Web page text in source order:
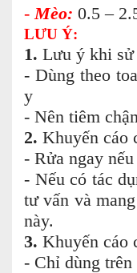
- Mèo: 0.5 –
LƯU Ý:
1. Lưu ý khi sử
- Dùng theo
y
- Nên tiêm
2. Khuyến cáo
- Rửa ngay
- Nếu có tác
tư vấn và
này.
3. Khuyến cáo
- Chỉ dùng